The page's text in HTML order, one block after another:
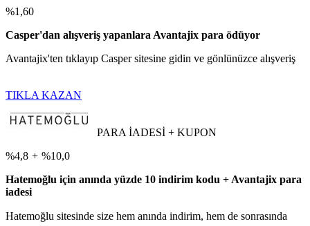
%1,60
Casper'dan alışveriş yapanlara Avantajix para ödüyor
Avantajix'ten tıklayıp Casper sitesine gidin ve gönlünüzce alışveriş
TIKLA KAZAN
PARA İADESİ + KUPON
%4,8 + %10,0
Hatemoğlu için anında yüzde 10 indirim kodu + Avantajix para
iadesi
Hatemoğlu sitesinde size hem anında indirim, hem de sonrasında